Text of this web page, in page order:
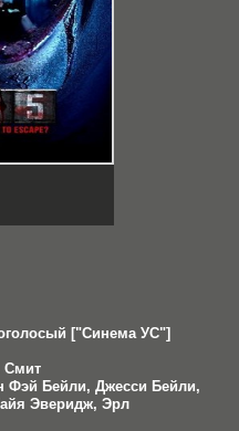
["Синема УС"]
Смит
Фэй Бейли, Джесси Бейли,
Эверидж, Эрл